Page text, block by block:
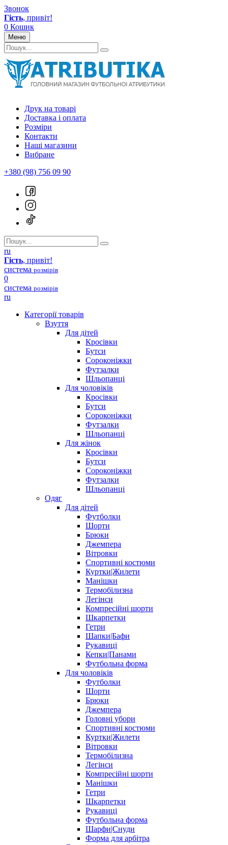
Звонок
Гість, привіт!
0 Кошик
Меню
Друк на товарі
Доставка і оплата
Розміри
Контакти
Наші магазини
Вибране
+380 (98) 756 09 90
ru
Гість, привіт!
система розмірів
0
система розмірів
ru
Категорії товарів
Взуття
Для дітей
Кросівки
Бутси
Сороконіжки
Футзалки
Шльопанці
Для чоловіків
Кросівки
Бутси
Сороконіжки
Футзалки
Шльопанці
Для жінок
Кросівки
Бутси
Сороконіжки
Футзалки
Шльопанці
Одяг
Для дітей
Футболки
Шорти
Брюки
Джемпера
Вітровки
Спортивні костюми
Куртки|Жилети
Манішки
Термобілизна
Легінси
Компресійні шорти
Шкарпетки
Гетри
Шапки|Бафи
Рукавиці
Кепки|Панами
Футбольна форма
Для чоловіків
Футболки
Шорти
Брюки
Джемпера
Головні убори
Спортивні костюми
Куртки|Жилети
Вітровки
Термобілизна
Легінси
Компресійні шорти
Манішки
Гетри
Шкарпетки
Рукавиці
Футбольна форма
Шарфи|Снуди
Форма для арбітра